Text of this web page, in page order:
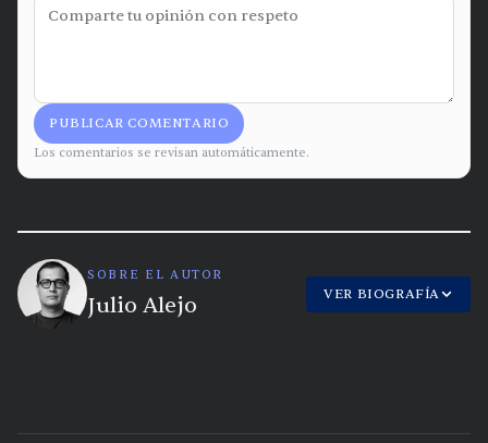
PUBLICAR COMENTARIO
Los comentarios se revisan automáticamente.
SOBRE EL AUTOR
Julio Alejo VER BIOGRAFÍA